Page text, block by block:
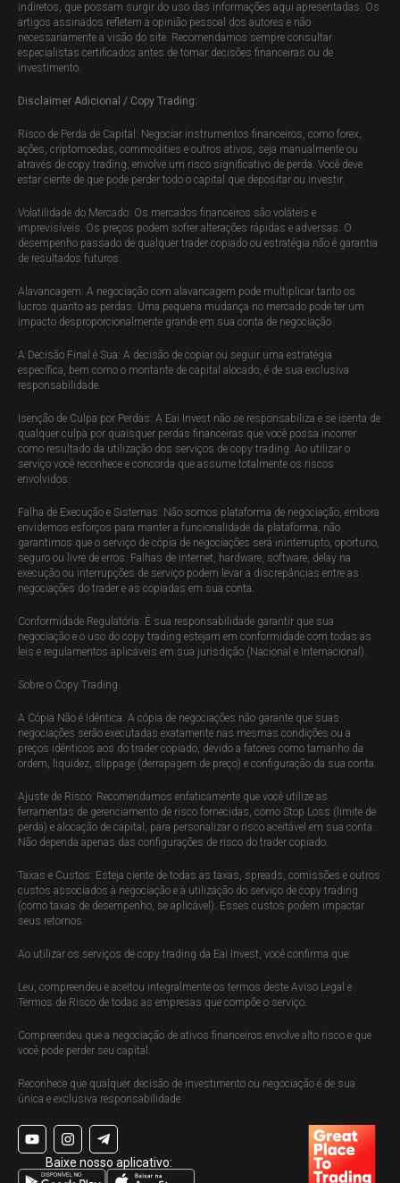
indiretos, que possam surgir do uso das informações aqui apresentadas. Os
artigos assinados refletem a opinião pessoal dos autores e não
necessariamente a visão do site. Recomendamos sempre consultar
especialistas certificados antes de tomar decisões financeiras ou de
investimento.
Disclaimer Adicional / Copy Trading:
Risco de Perda de Capital: Negociar instrumentos financeiros, como forex,
ações, criptomoedas, commodities e outros ativos, seja manualmente ou
através de copy trading, envolve um risco significativo de perda. Você deve
estar ciente de que pode perder todo o capital que depositar ou investir.
Volatilidade do Mercado: Os mercados financeiros são voláteis e
imprevisíveis. Os preços podem sofrer alterações rápidas e adversas. O
desempenho passado de qualquer trader copiado ou estratégia não é garantia
de resultados futuros.
Alavancagem: A negociação com alavancagem pode multiplicar tanto os
lucros quanto as perdas. Uma pequena mudança no mercado pode ter um
impacto desproporcionalmente grande em sua conta de negociação.
A Decisão Final é Sua: A decisão de copiar ou seguir uma estratégia
específica, bem como o montante de capital alocado, é de sua exclusiva
responsabilidade.
Isenção de Culpa por Perdas: A Eai Invest não se responsabiliza e se isenta de
qualquer culpa por quaisquer perdas financeiras que você possa incorrer
como resultado da utilização dos serviços de copy trading. Ao utilizar o
serviço você reconhece e concorda que assume totalmente os riscos
envolvidos.
Falha de Execução e Sistemas: Não somos plataforma de negociação, embora
envidemos esforços para manter a funcionalidade da plataforma, não
garantimos que o serviço de cópia de negociações será ininterrupto, oportuno,
seguro ou livre de erros. Falhas de internet, hardware, software, delay na
execução ou interrupções de serviço podem levar a discrepâncias entre as
negociações do trader e as copiadas em sua conta.
Conformidade Regulatória: É sua responsabilidade garantir que sua
negociação e o uso do copy trading estejam em conformidade com todas as
leis e regulamentos aplicáveis em sua jurisdição (Nacional e Internacional).
Sobre o Copy Trading
A Cópia Não é Idêntica: A cópia de negociações não garante que suas
negociações serão executadas exatamente nas mesmas condições ou a
preços idênticos aos do trader copiado, devido a fatores como tamanho da
ordem, liquidez, slippage (derrapagem de preço) e configuração da sua conta.
Ajuste de Risco: Recomendamos enfaticamente que você utilize as
ferramentas de gerenciamento de risco fornecidas, como Stop Loss (limite de
perda) e alocação de capital, para personalizar o risco aceitável em sua conta.
Não dependa apenas das configurações de risco do trader copiado.
Taxas e Custos: Esteja ciente de todas as taxas, spreads, comissões e outros
custos associados à negociação e à utilização do serviço de copy trading
(como taxas de desempenho, se aplicável). Esses custos podem impactar
seus retornos.
Ao utilizar os serviços de copy trading da Eai Invest, você confirma que:
Leu, compreendeu e aceitou integralmente os termos deste Aviso Legal e
Termos de Risco de todas as empresas que compõe o serviço.
Compreendeu que a negociação de ativos financeiros envolve alto risco e que
você pode perder seu capital.
Reconhece que qualquer decisão de investimento ou negociação é de sua
única e exclusiva responsabilidade.
Baixe nosso aplicativo: